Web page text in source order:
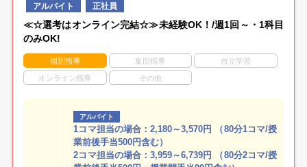
アルバイト 正社員
≪☆選考はオンライン完結☆≫未経験OK！/週1回～・1科目
のみOK!
個別指導 集団指導 自立学習
オンライン指導 その他
アルバイト
1コマ担当の場合：2,180～3,570円 （80分1コマ/授
業前後手当500円含む）
2コマ担当の場合：3,959～6,739円 （80分2コマ/授